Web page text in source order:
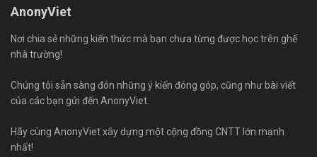
AnonyViet
Nơi chia sẻ những kiến thức mà bạn chưa từng được học trên ghế
nhà trường!
Chúng tôi sẵn sàng đón những ý kiến đóng góp, cũng như bài viết
của các bạn gửi đến AnonyViet.
Hãy cùng AnonyViet xây dựng một cộng đồng CNTT lớn mạnh
nhất!